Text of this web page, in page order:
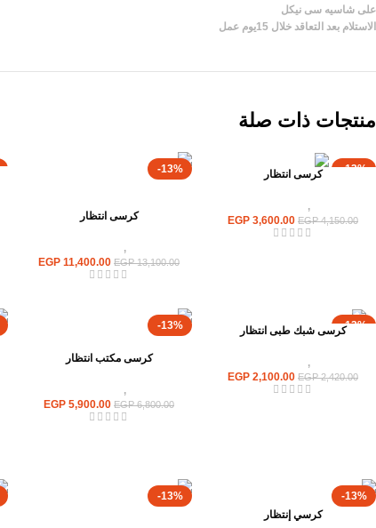
على شاسيه سى نيكل
الاستلام بعد التعاقد خلال 15يوم عمل
منتجات ذات صلة
-13% كرسى انتظار
,
EGP4,150.00
EGP 3,600.00
-13%
كرسى انتظار
,
EGP13,100.00
EGP 11,400.00
-13%كرسى شبك طبى انتظار
,
EGP2,420.00
EGP 2,100.00
-13%
كرسى مكتب انتظار
,
EGP6,800.00
EGP 5,900.00
-13%
كرسي إنتظار
-13%